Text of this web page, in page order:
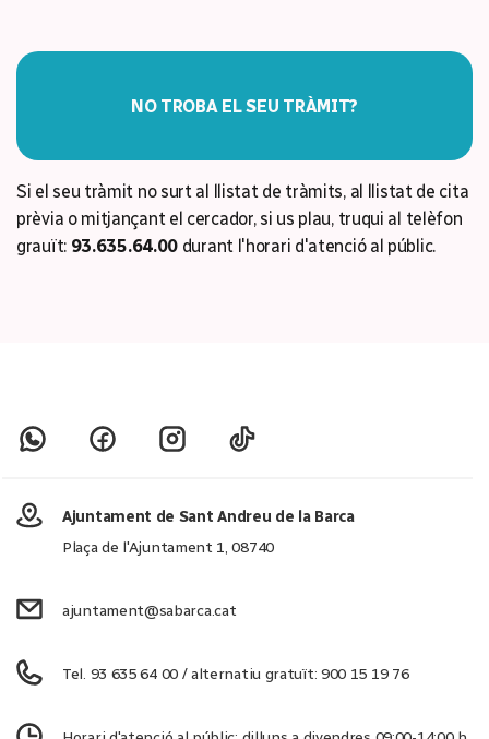
NO TROBA EL SEU TRÀMIT?
Si el seu tràmit no surt al llistat de tràmits, al llistat de cita
prèvia o mitjançant el cercador, si us plau, truqui al telèfon
grauït: 93.635.64.00 durant l'horari d'atenció al públic.
Ajuntament de Sant Andreu de la Barca
Plaça de l'Ajuntament 1, 08740
ajuntament@sabarca.cat
Tel. 93 635 64 00 / alternatiu gratuït: 900 15 19 76